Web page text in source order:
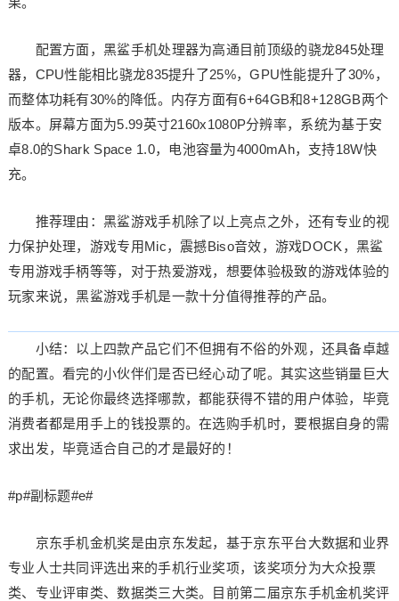
配置方面，黑鲨手机处理器为高通目前顶级的骁龙845处理
器，CPU性能相比骁龙835提升了25%，GPU性能提升了30%，
而整体功耗有30%的降低。内存方面有6+64GB和8+128GB两个
版本。屏幕方面为5.99英寸2160x1080P分辨率，系统为基于安
卓8.0的Shark Space 1.0，电池容量为4000mAh，支持18W快
充。
推荐理由：黑鲨游戏手机除了以上亮点之外，还有专业的视
力保护处理，游戏专用Mic，震撼Biso音效，游戏DOCK，黑鲨
专用游戏手柄等等，对于热爱游戏，想要体验极致的游戏体验的
玩家来说，黑鲨游戏手机是一款十分值得推荐的产品。
小结：以上四款产品它们不但拥有不俗的外观，还具备卓越
的配置。看完的小伙伴们是否已经心动了呢。其实这些销量巨大
的手机，无论你最终选择哪款，都能获得不错的用户体验，毕竟
消费者都是用手上的钱投票的。在选购手机时，要根据自身的需
求出发，毕竟适合自己的才是最好的！
#p#副标题#e#
京东手机金机奖是由京东发起，基于京东平台大数据和业界
专业人士共同评选出来的手机行业奖项，该奖项分为大众投票
类、专业评审类、数据类三大类。目前第二届京东手机金机奖评